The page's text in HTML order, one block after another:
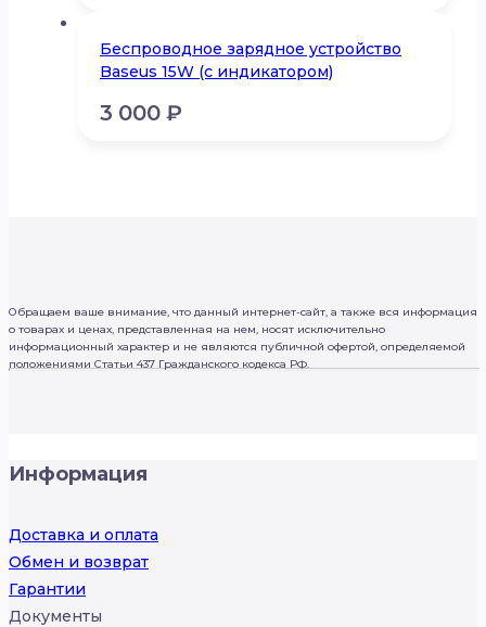
Беспроводное зарядное устройство
Baseus 15W (с индикатором)
3 000 ₽
Обращаем ваше внимание, что данный интернет-сайт, а также вся информация
о товарах и ценах, представленная на нем, носят исключительно
информационный характер и не являются публичной офертой, определяемой
положениями Статьи 437 Гражданского кодекса РФ.
Информация
Доставка и оплата
Обмен и возврат
Гарантии
Документы